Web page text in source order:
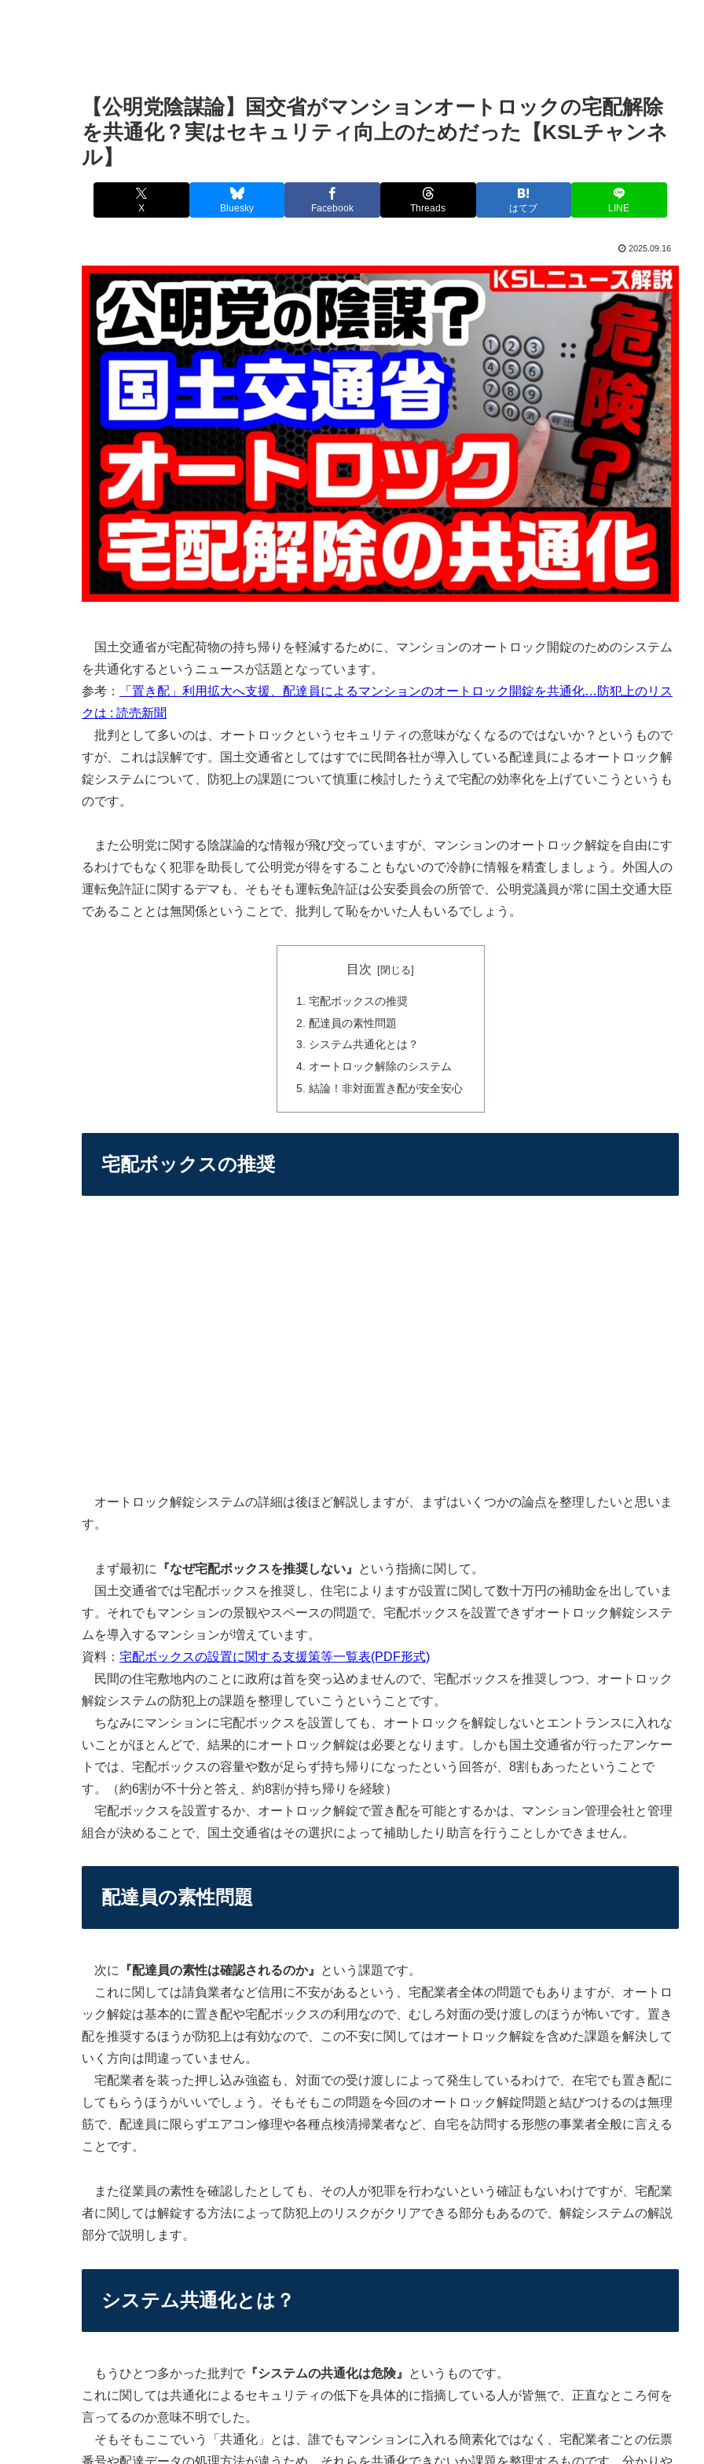
【公明党陰謀論】国交省がマンションオートロックの宅配解除
を共通化？実はセキュリティ向上のためだった【KSLチャンネ
ル】
X Bluesky Facebook Threads はてブ LINE
2025.09.16
国土交通省が宅配荷物の持ち帰りを軽減するために、マンションのオートロック開錠のためのシステム
を共通化するというニュースが話題となっています。
参考：
「置き配」利用拡大へ支援、配達員によるマンションのオートロック開錠を共通化…防犯上のリス
クは : 読売新聞
批判として多いのは、オートロックというセキュリティの意味がなくなるのではないか？というもので
すが、これは誤解です。国土交通省としてはすでに民間各社が導入している配達員によるオートロック解
錠システムについて、防犯上の課題について慎重に検討したうえで宅配の効率化を上げていこうというも
のです。
また公明党に関する陰謀論的な情報が飛び交っていますが、マンションのオートロック解錠を自由にす
るわけでもなく犯罪を助長して公明党が得をすることもないので冷静に情報を精査しましょう。外国人の
運転免許証に関するデマも、そもそも運転免許証は公安委員会の所管で、公明党議員が常に国土交通大臣
であることとは無関係ということで、批判して恥をかいた人もいるでしょう。
目次
宅配ボックスの推奨
配達員の素性問題
システム共通化とは？
オートロック解除のシステム
結論！非対面置き配が安全安心
宅配ボックスの推奨
オートロック解錠システムの詳細は後ほど解説しますが、まずはいくつかの論点を整理したいと思いま
す。
まず最初に 『なぜ宅配ボックスを推奨しない』
という指摘に関して。
国土交通省では宅配ボックスを推奨し、住宅によりますが設置に関して数十万円の補助金を出していま
す。それでもマンションの景観やスペースの問題で、宅配ボックスを設置できずオートロック解錠システ
ムを導入するマンションが増えています。
資料： 宅配ボックスの設置に関する支援策等一覧表(PDF形式)
民間の住宅敷地内のことに政府は首を突っ込めませんので、宅配ボックスを推奨しつつ、オートロック
解錠システムの防犯上の課題を整理していこうということです。
ちなみにマンションに宅配ボックスを設置しても、オートロックを解錠しないとエントランスに入れな
いことがほとんどで、結果的にオートロック解錠は必要となります。しかも国土交通省が行ったアンケー
トでは、宅配ボックスの容量や数が足らず持ち帰りになったという回答が、8割もあったということで
す。（約6割が不十分と答え、約8割が持ち帰りを経験）
宅配ボックスを設置するか、オートロック解錠で置き配を可能とするかは、マンション管理会社と管理
組合が決めることで、国土交通省はその選択によって補助したり助言を行うことしかできません。
配達員の素性問題
次に 『配達員の素性は確認されるのか』
という課題です。
これに関しては請負業者など信用に不安があるという、宅配業者全体の問題でもありますが、オートロ
ック解錠は基本的に置き配や宅配ボックスの利用なので、むしろ対面の受け渡しのほうが怖いです。置き
配を推奨するほうが防犯上は有効なので、この不安に関してはオートロック解錠を含めた課題を解決して
いく方向は間違っていません。
宅配業者を装った押し込み強盗も、対面での受け渡しによって発生しているわけで、在宅でも置き配に
してもらうほうがいいでしょう。そもそもこの問題を今回のオートロック解錠問題と結びつけるのは無理
筋で、配達員に限らずエアコン修理や各種点検清掃業者など、自宅を訪問する形態の事業者全般に言える
ことです。
また従業員の素性を確認したとしても、その人が犯罪を行わないという確証もないわけですが、宅配業
者に関しては解錠する方法によって防犯上のリスクがクリアできる部分もあるので、解錠システムの解説
部分で説明します。
システム共通化とは？
もうひとつ多かった批判で 『システムの共通化は危険』
というものです。
これに関しては共通化によるセキュリティの低下を具体的に指摘している人が皆無で、正直なところ何を
言ってるのか意味不明でした。
そもそもここでいう「共通化」とは、誰でもマンションに入れる簡素化ではなく、宅配業者ごとの伝票
番号や配達データの処理方法が違うため、それらを共通化できないか課題を整理するものです。分かりや